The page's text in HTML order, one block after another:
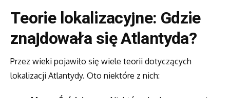
Teorie lokalizacyjne: Gdzie
znajdowała się Atlantyda?
Przez wieki pojawiło się wiele teorii dotyczących
lokalizacji Atlantydy. Oto niektóre z nich: